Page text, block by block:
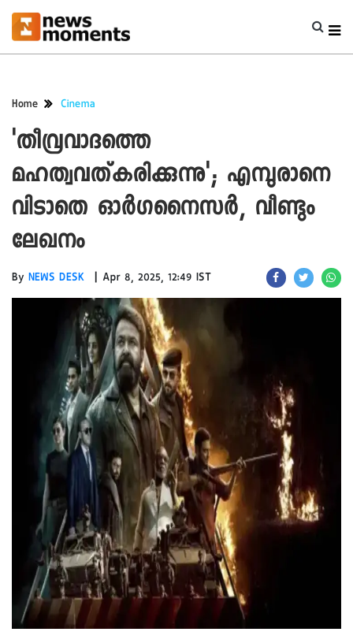
Home Cinema
'തീവ്രവാദത്തെ
മഹത്വവത്കരിക്കുന്നു'; എമ്പുരാനെ
വിടാതെ ഓര്‍ഗനൈസര്‍, വീണ്ടും
ലേഖനം
By NEWS DESK | Apr 8, 2025, 12:49 IST